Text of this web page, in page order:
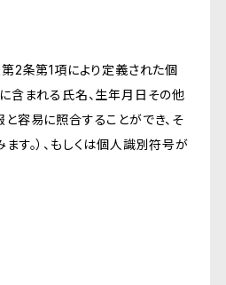
2条第1項により定義された個
含まれる氏名、生年月日その他
容易に照合することができ、そ
す。）、もしくは個人識別符号が